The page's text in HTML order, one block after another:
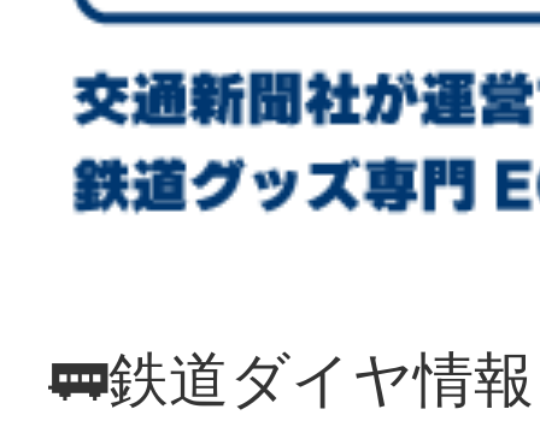
🚃鉄道ダイヤ情